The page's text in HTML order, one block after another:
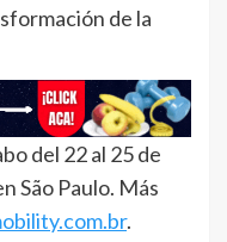
de la
del 22 al 25 de
São Paulo. Más
.